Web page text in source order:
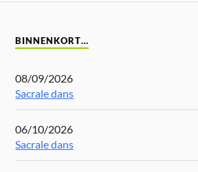
BINNENKORT…
08/09/2026
Sacrale dans
06/10/2026
Sacrale dans